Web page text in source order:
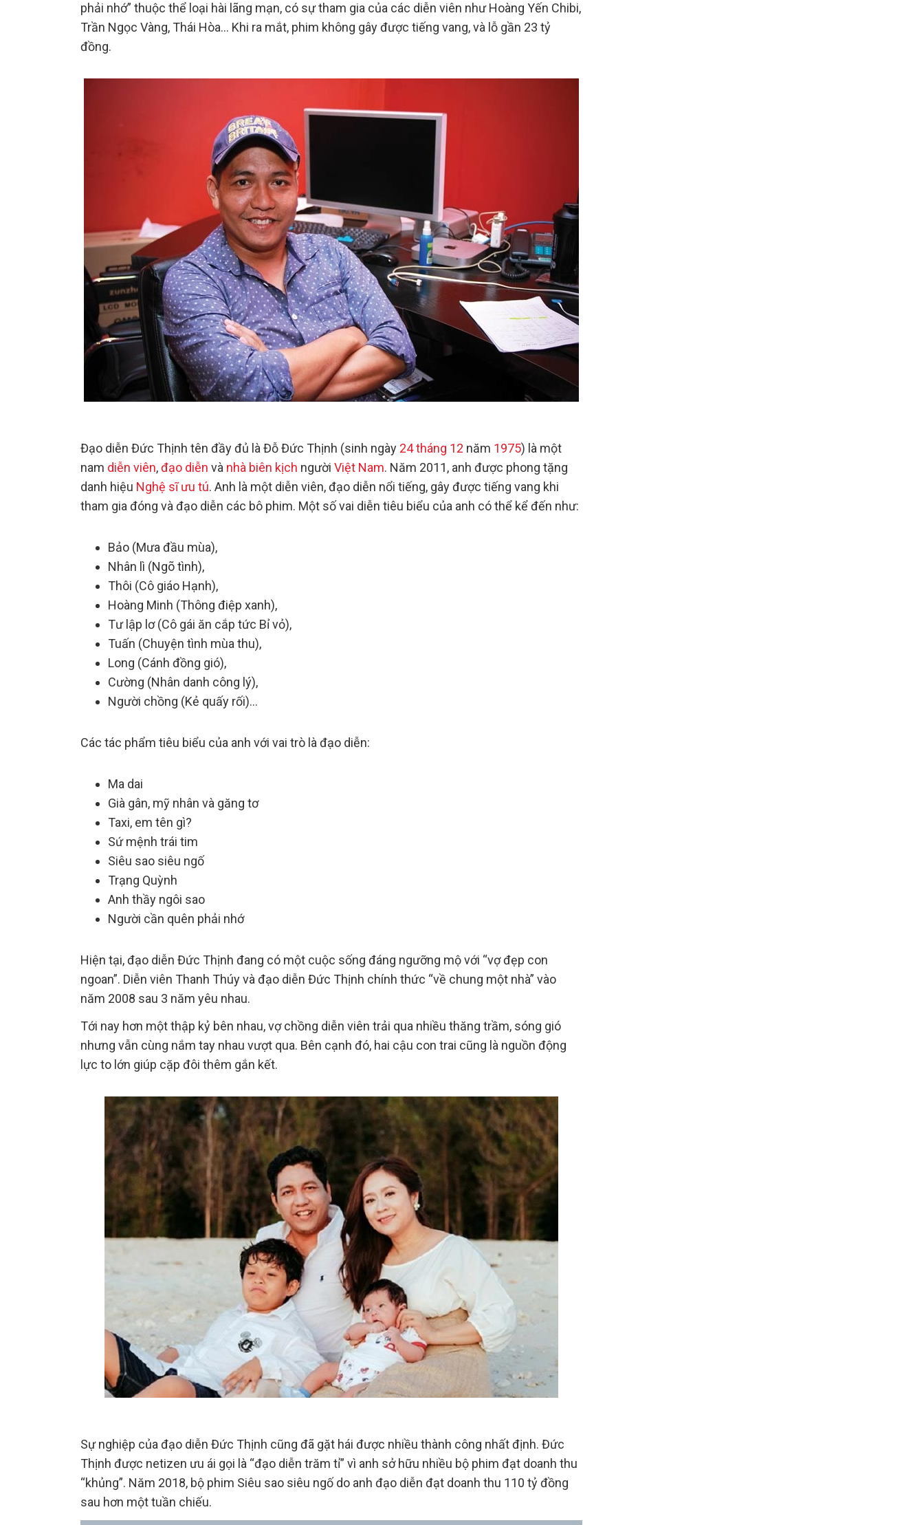
phải nhớ” thuộc thể loại hài lãng mạn, có sự tham gia của các diễn viên như Hoàng Yến Chibi,
Trần Ngọc Vàng, Thái Hòa… Khi ra mắt, phim không gây được tiếng vang, và lỗ gần 23 tỷ
đồng.
Đạo diễn Đức Thịnh tên đầy đủ là Đỗ Đức Thịnh (sinh ngày 24 tháng 12 năm 1975) là một
nam diễn viên,đạo diễn và nhà biên kịch người Việt Nam. Năm 2011, anh được phong tặng
danh hiệu Nghệ sĩ ưu tú. Anh là một diễn viên, đạo diễn nổi tiếng, gây được tiếng vang khi
tham gia đóng và đạo diễn các bô phim. Một số vai diễn tiêu biểu của anh có thể kể đến như:
Bảo (Mưa đầu mùa),
Nhân lì (Ngõ tình),
Thôi (Cô giáo Hạnh),
Hoàng Minh (Thông điệp xanh),
Tư lập lơ (Cô gái ăn cắp tức Bỉ vỏ),
Tuấn (Chuyện tình mùa thu),
Long (Cánh đồng gió),
Cường (Nhân danh công lý),
Người chồng (Kẻ quấy rối)…
Các tác phẩm tiêu biểu của anh với vai trò là đạo diễn:
Ma dai
Già gân, mỹ nhân và găng tơ
Taxi, em tên gì?
Sứ mệnh trái tim
Siêu sao siêu ngố
Trạng Quỳnh
Anh thầy ngôi sao
Người cần quên phải nhớ
Hiện tại, đạo diễn Đức Thịnh đang có một cuộc sống đáng ngưỡng mộ với “vợ đẹp con
ngoan”. Diễn viên Thanh Thúy và đạo diễn Đức Thịnh chính thức “về chung một nhà” vào
năm 2008 sau 3 năm yêu nhau.
Tới nay hơn một thập kỷ bên nhau, vợ chồng diễn viên trải qua nhiều thăng trầm, sóng gió
nhưng vẫn cùng nắm tay nhau vượt qua. Bên cạnh đó, hai cậu con trai cũng là nguồn động
lực to lớn giúp cặp đôi thêm gắn kết.
Sự nghiệp của đạo diễn Đức Thịnh cũng đã gặt hái được nhiều thành công nhất định. Đức
Thịnh được netizen ưu ái gọi là “đạo diễn trăm tỉ” vì anh sở hữu nhiều bộ phim đạt doanh thu
“khủng”. Năm 2018, bộ phim Siêu sao siêu ngố do anh đạo diễn đạt doanh thu 110 tỷ đồng
sau hơn một tuần chiếu.